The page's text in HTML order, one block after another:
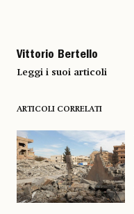
Vittorio Bertello
Leggi i suoi articoli
ARTICOLI CORRELATI